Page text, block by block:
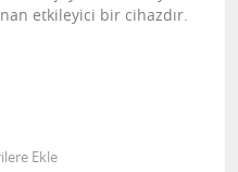
etkileyici bir cihazdır.
Ekle